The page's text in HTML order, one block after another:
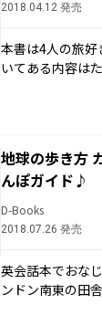
2018.04.12 発売
本書は4人の旅
いてある内容は
地球の歩き方
んぽガイド♪
D-Books
2018.07.26 発売
英会話本でおな
ンドン南東の田